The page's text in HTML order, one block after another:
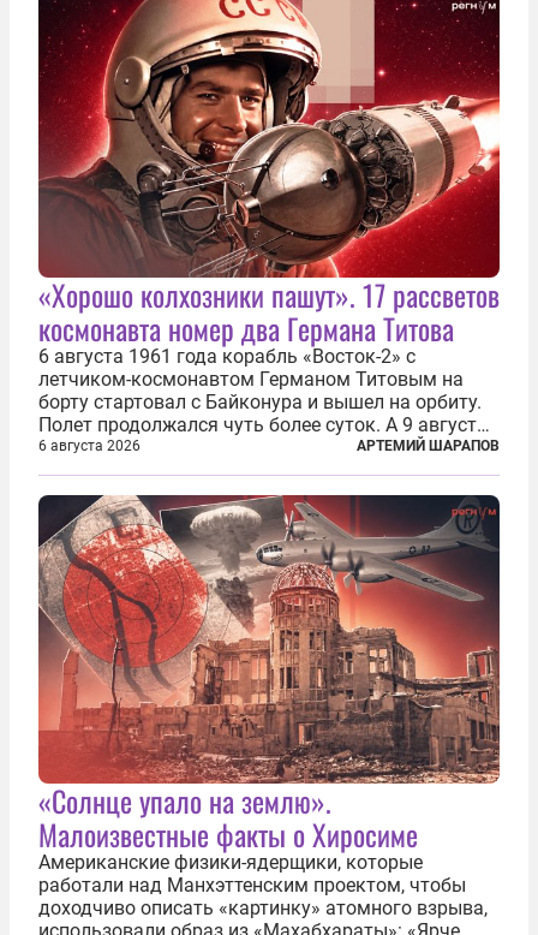
«Хорошо колхозники пашут». 17 рассветов
космонавта номер два Германа Титова
6 августа 1961 года корабль «Восток-2» с
летчиком-космонавтом Германом Титовым на
борту стартовал с Байконура и вышел на орбиту.
Полет продолжался чуть более суток. А 9 августа
второй человек в космосе получил звезду Героя
Советского Союза и орден Ленина. Миссия Титова
зачастую находится несколько...
6 августа 2026 АРТЕМИЙ ШАРАПОВ
«Солнце упало на землю».
Малоизвестные факты о Хиросиме
Американские физики-ядерщики, которые
работали над Манхэттенским проектом, чтобы
доходчиво описать «картинку» атомного взрыва,